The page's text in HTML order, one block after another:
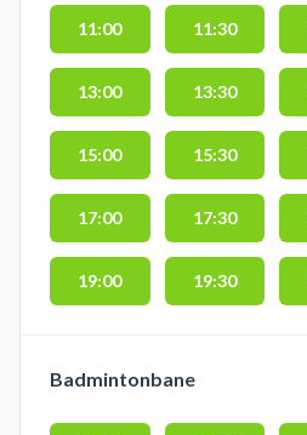
11:00 11:30
13:00 13:30
15:00 15:30
17:00 17:30
19:00 19:30
Badmintonbane